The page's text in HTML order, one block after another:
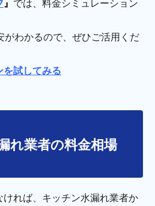
』 では、料金シミュレーション
わかるので、ぜひご活用くだ
試してみる
れ業者の料金相場
れば、キッチン水漏れ業者か